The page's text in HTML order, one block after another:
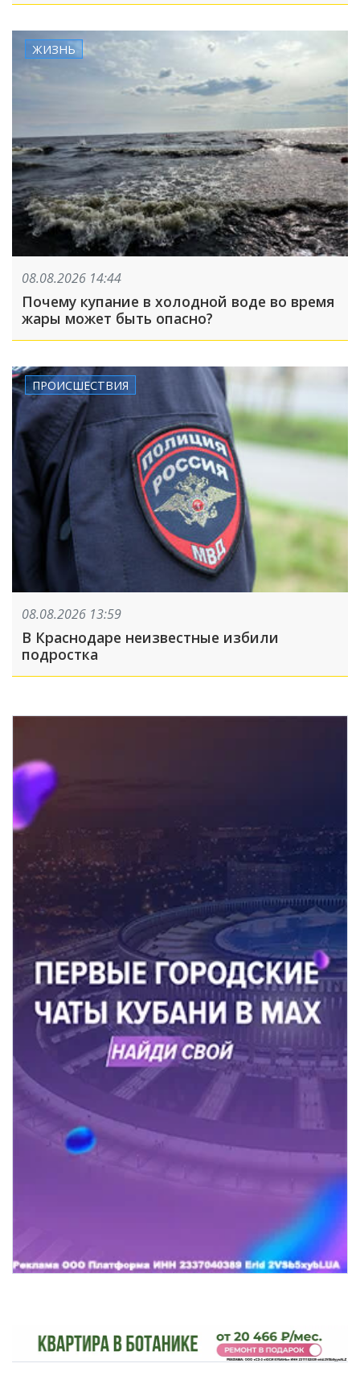
ЖИЗНЬ
08.08.2026 14:44
Почему купание в холодной воде во время
жары может быть опасно?
ПРОИСШЕСТВИЯ
08.08.2026 13:59
В Краснодаре неизвестные избили
подростка